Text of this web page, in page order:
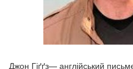
Джон Гіґґз— англійський